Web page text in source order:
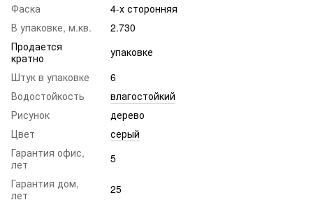
Фаска
4-х сторонняя
В упаковке, м.кв.
2.730
Продается
кратно
упаковке
Штук в упаковке
6
Водостойкость
влагостойкий
Рисунок
дерево
Цвет
серый
Гарантия офис,
лет
5
Гарантия дом,
лет
25